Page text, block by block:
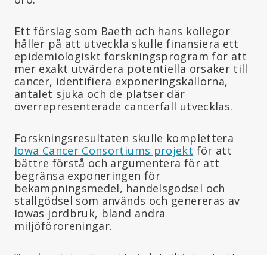
Ett förslag som Baeth och hans kollegor
håller på att utveckla skulle finansiera ett
epidemiologiskt forskningsprogram för att
mer exakt utvärdera potentiella orsaker till
cancer, identifiera exponeringskällorna,
antalet sjuka och de platser där
överrepresenterade cancerfall utvecklas.
Forskningsresultaten skulle komplettera
Iowa Cancer Consortiums projekt för att
bättre förstå och argumentera för att
begränsa exponeringen för
bekämpningsmedel, handelsgödsel och
stallgödsel som används och genereras av
Iowas jordbruk, bland andra
miljöföroreningar.